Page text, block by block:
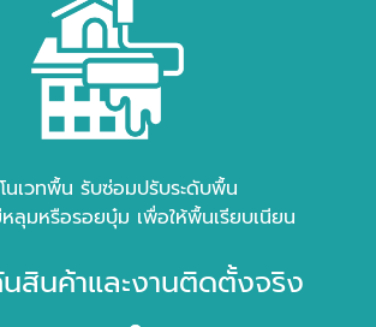
นเวทพื้น รับซ่อมปรับระดับพื้น
ลุมหรือรอยบุ๋ม เพื่อให้พื้นเรียบเนียน
นสินค้าและงานติดตั้งจริง